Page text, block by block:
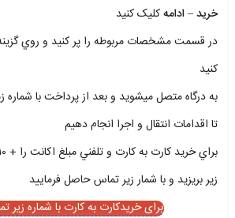
خريد – ادامهکليک کنيد
در قسمت مشخصات مربوطه را پر کنيد و روي
کنيد
به درگاه متصل ميشويد و بعد از پرداخت با
تا اقدامات انتقال و اجرا انجام دهيم
زير بريزيد و با شمار زير تماس حاصل فرماييد
برای خریدکارت به کارت با شماره زیر